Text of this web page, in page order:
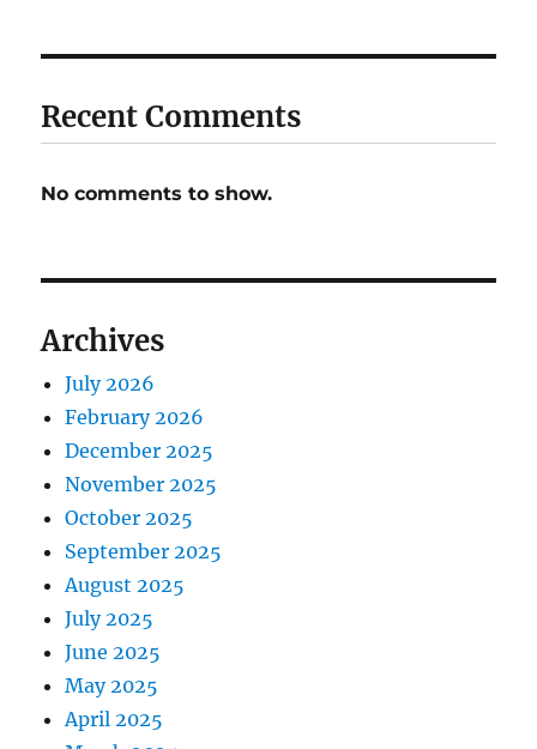
Recent Comments
No comments to show.
Archives
July 2026
February 2026
December 2025
November 2025
October 2025
September 2025
August 2025
July 2025
June 2025
May 2025
April 2025